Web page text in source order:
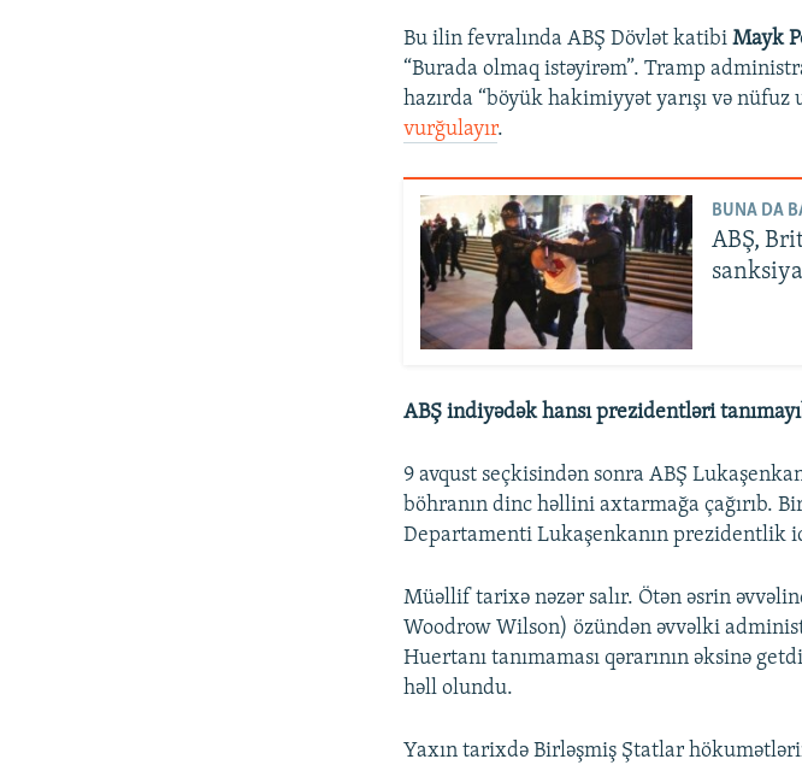
Bu ilin fevralında ABŞ Dövlət katibiMayk
“Burada olmaq istəyirəm”. Tramp
hazırda “böyük hakimiyyət yarışı və nüfuz
vurğulayır.
BUNA DA
ABŞ,
ABŞ indiyədək hansı prezidentləri
9 avqust seçkisindən sonra ABŞ
böhranın dinc həllini axtarmağa çağırıb.
Departamenti Lukaşenkanın prezidentlik
Müəllif tarixə nəzər salır. Ötən əsrin
Woodrow Wilson) özündən əvvəlki
Huertanı tanımaması qərarının əksinə
həll olundu.
Yaxın tarixdə Birləşmiş Ştatlar